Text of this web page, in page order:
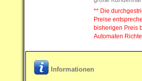
** Die
Preise
bisherigen Preis
Automaten
Informationen